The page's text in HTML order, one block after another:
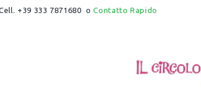
+39 333 7871680 oContatto Rapido